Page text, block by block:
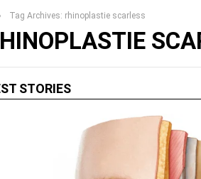
Tag Archives: rhinoplastie scarless
STORIES